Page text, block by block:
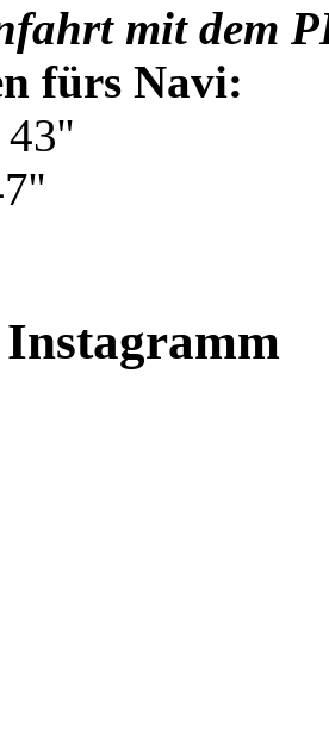
mit dem
fürs Navi: